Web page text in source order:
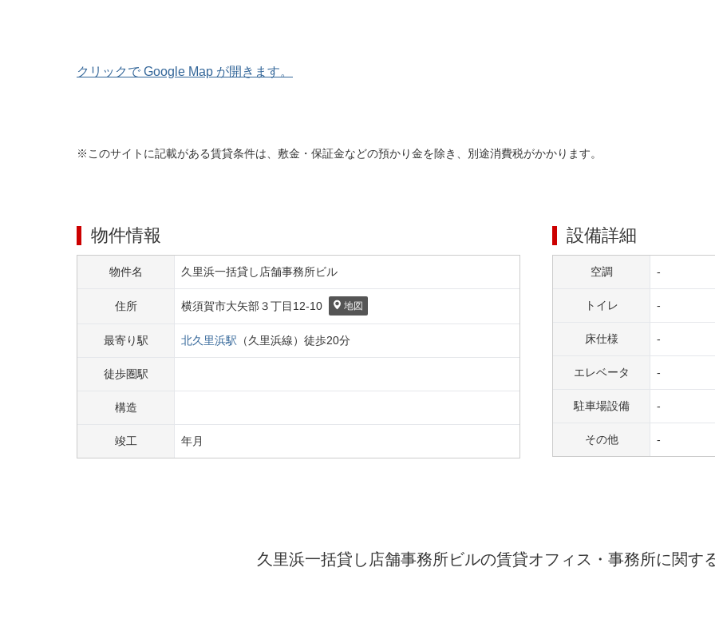
クリックで Google Map が開きます。
※このサイトに記載がある賃貸条件は、敷金・保証金などの預かり金を除き、別途消費税がかかります。
物件情報
物件名 久里浜一括貸し店舗事務所ビル
住所 横須賀市大矢部３丁目 12-10 地図
最寄り駅 北久里浜駅 （久里浜線） 徒歩20分
徒歩圏駅
構造
竣工 年月
設備詳細
空調 -
トイレ -
床仕様 -
エレベータ -
駐車場設備 -
その他 -
久里浜一括貸し店舗事務所ビルの賃貸オフィス・事務所に関す